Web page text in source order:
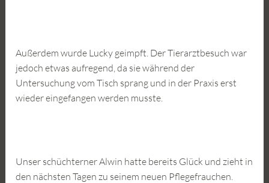
Außerdem wurde Lucky geimpft. Der Tierarztbesuch war
jedoch etwas aufregend, da sie während der
Untersuchung vom Tisch sprang und in der Praxis erst
wieder eingefangen werden musste.
Unser schüchterner Alwin hatte bereits Glück und zieht in
den nächsten Tagen zu seinem neuen Pflegefrauchen.